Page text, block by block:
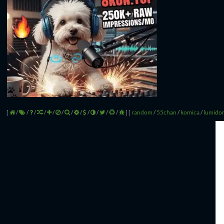
[ / / / / / / / / / / / / ] [ random /55chan /komica/lumidor